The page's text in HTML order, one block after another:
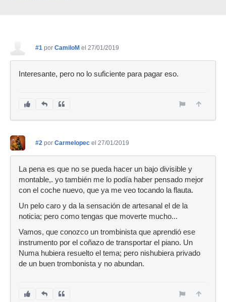
#1 por CamiloM el 27/01/2019
Interesante, pero no lo suficiente para pagar eso.
#2 por Carmelopec el 27/01/2019
La pena es que no se pueda hacer un bajo divisible y
montable,. yo también me lo podía haber pensado mejor
con el coche nuevo, que ya me veo tocando la flauta.
Un pelo caro y da la sensación de artesanal el de la
noticia; pero como tengas que moverte mucho...
Vamos, que conozco un trombinista que aprendió ese
instrumento por el coñazo de transportar el piano. Un
Numa hubiera resuelto el tema; pero nishubiera privado
de un buen trombonista y no abundan.